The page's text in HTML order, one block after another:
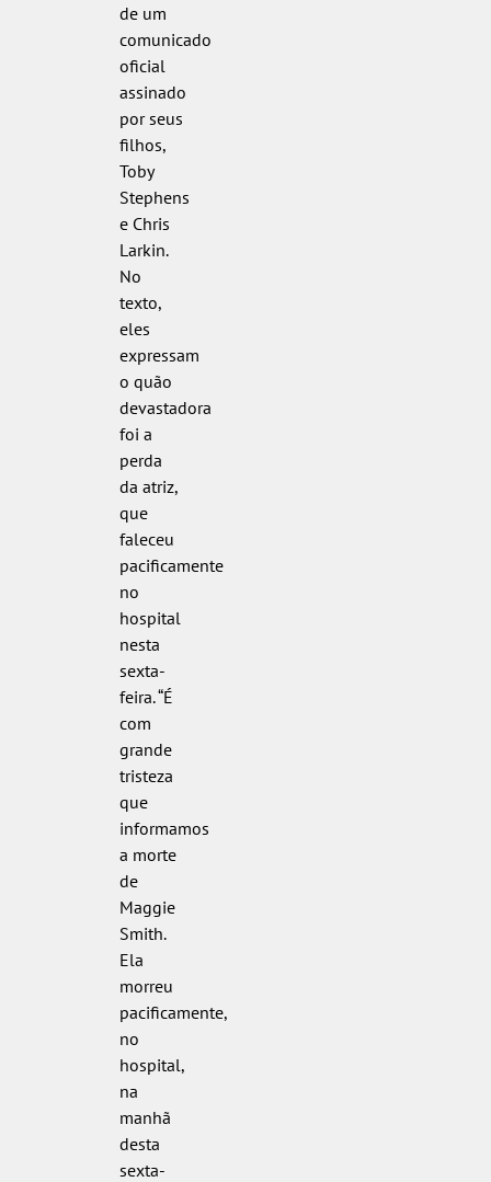
de um
comunicado
oficial
assinado
por seus
filhos,
Toby
Stephens
e Chris
Larkin.
No
texto,
eles
expressam
o quão
devastadora
foi a
perda
da atriz,
que
faleceu
pacificamente
no
hospital
nesta
sexta-
feira. “É
com
grande
tristeza
que
informamos
a morte
de
Maggie
Smith.
Ela
morreu
pacificamente,
no
hospital,
na
manhã
desta
sexta-